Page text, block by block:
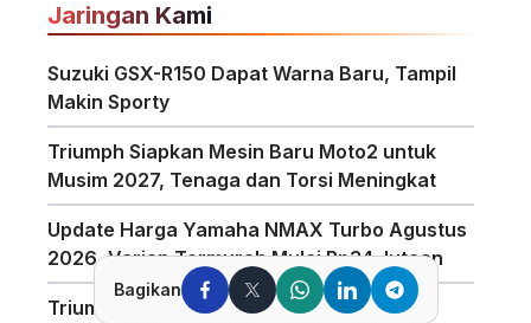
Jaringan Kami
Suzuki GSX-R150 Dapat Warna Baru, Tampil
Makin Sporty
Triumph Siapkan Mesin Baru Moto2 untuk
Musim 2027, Tenaga dan Torsi Meningkat
Update Harga Yamaha NMAX Turbo Agustus
2026, Varian Termurah Mulai Rp34 Jutaan
Triumph Indonesia Luncurkan Speed Twin
Bagikan